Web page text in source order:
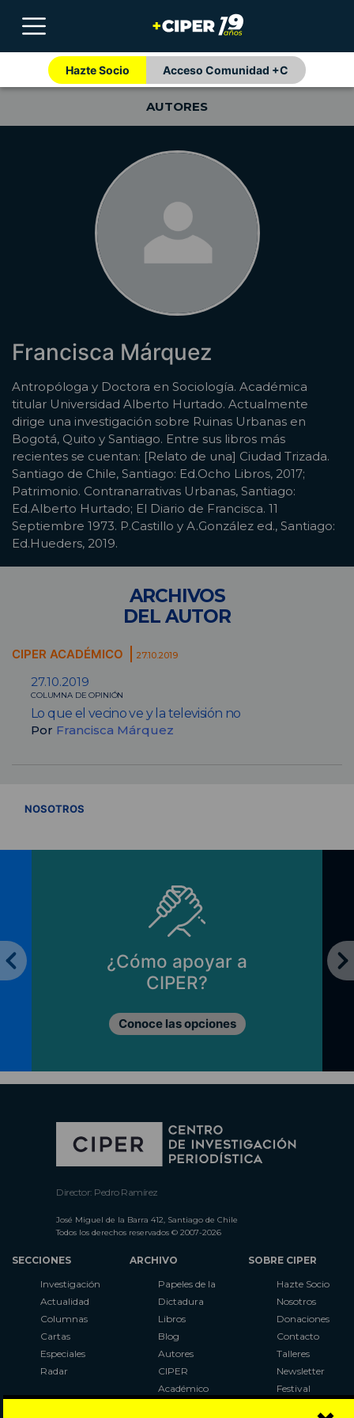
Hazte Socio Acceso Comunidad +C
AUTORES
Francisca Márquez
Antropóloga y Doctora en Sociología. Académica
titular Universidad Alberto Hurtado. Actualmente
dirige una investigación sobre Ruinas Urbanas en
Bogotá, Quito y Santiago. Entre sus libros más
recientes se cuentan: [Relato de una] Ciudad Trizada.
Santiago de Chile, Santiago: Ed.Ocho Libros, 2017;
Patrimonio. Contranarrativas Urbanas, Santiago:
Ed.Alberto Hurtado; El Diario de Francisca. 11
Septiembre 1973. P.Castillo y A.González ed., Santiago:
Ed.Hueders, 2019.
ARCHIVOS
DEL AUTOR
CIPER ACADÉMICO 27.10.2019
27.10.2019
COLUMNA DE OPINIÓN
Lo que el vecino ve y la televisión no
Por Francisca Márquez
NOSOTROS
¿Cómo apoyar a
CIPER?
Conoce las opciones
Director: Pedro Ramírez
José Miguel de la Barra 412, Santiago de Chile
Todos los derechos reservados © 2007-2026
SECCIONES
Investigación
Actualidad
Columnas
Cartas
Especiales
Radar
ARCHIVO
Papeles de la
Dictadura
Libros
Blog
Autores
CIPER
Académico
SOBRE CIPER
Hazte Socio
Nosotros
Donaciones
Contacto
Talleres
Newsletter
Festival